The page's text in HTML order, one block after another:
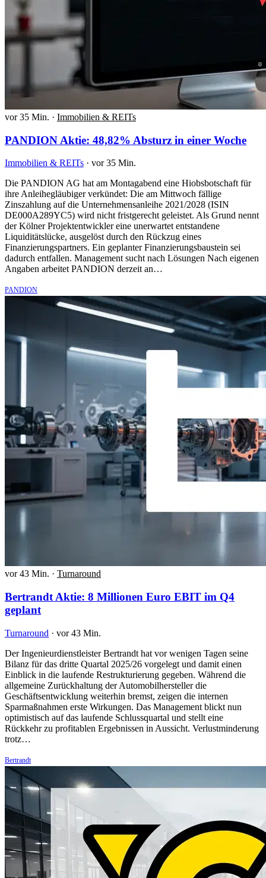
vor 35 Min. · Immobilien & REITs
PANDION Aktie: 48,82% Absturz in einer Woche
Immobilien & REITs · vor 35 Min.
Die PANDION AG hat am Montagabend eine Hiobsbotschaft für
ihre Anleihegläubiger verkündet: Die am Mittwoch fällige
Zinszahlung auf die Unternehmensanleihe 2021/2028 (ISIN
DE000A289YC5) wird nicht fristgerecht geleistet. Als Grund nennt
der Kölner Projektentwickler eine unerwartet entstandene
Liquiditätslücke, ausgelöst durch den Rückzug eines
Finanzierungspartners. Ein geplanter Finanzierungsbaustein sei
dadurch entfallen. Management sucht nach Lösungen Nach eigenen
Angaben arbeitet PANDION derzeit an…
PANDION
vor 43 Min. · Turnaround
Bertrandt Aktie: 8 Millionen Euro EBIT im Q4
geplant
Turnaround · vor 43 Min.
Der Ingenieurdienstleister Bertrandt hat vor wenigen Tagen seine
Bilanz für das dritte Quartal 2025/26 vorgelegt und damit einen
Einblick in die laufende Restrukturierung gegeben. Während die
allgemeine Zurückhaltung der Automobilhersteller die
Geschäftsentwicklung weiterhin bremst, zeigen die internen
Sparmaßnahmen erste Wirkungen. Das Management blickt nun
optimistisch auf das laufende Schlussquartal und stellt eine
Rückkehr zu profitablen Ergebnissen in Aussicht. Verlustminderung
trotz…
Bertrandt